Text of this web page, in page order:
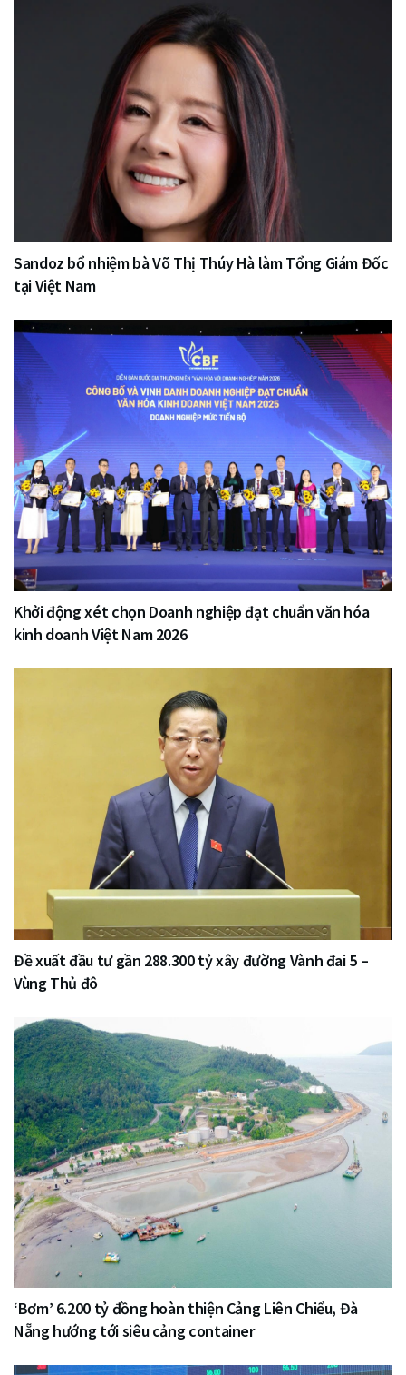
Sandoz bổ nhiệm bà Võ Thị Thúy Hà làm Tổng Giám Đốc
tại Việt Nam
Khởi động xét chọn Doanh nghiệp đạt chuẩn văn hóa
kinh doanh Việt Nam 2026
Đề xuất đầu tư gần 288.300 tỷ xây đường Vành đai 5 –
Vùng Thủ đô
‘Bơm’ 6.200 tỷ đồng hoàn thiện Cảng Liên Chiểu, Đà
Nẵng hướng tới siêu cảng container